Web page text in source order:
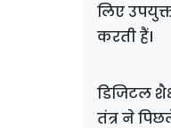
लिए
करती हैं।
डिजिटल
तंत्र ने